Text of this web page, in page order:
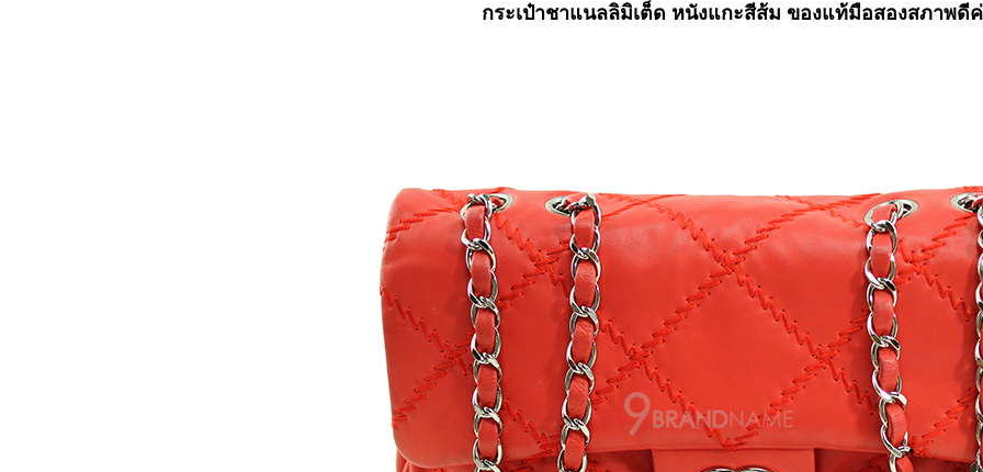
กระเป๋าชาแนลลิมิเต็ด หนังแกะสีส้ม ของแท้มือสองสภาพดี